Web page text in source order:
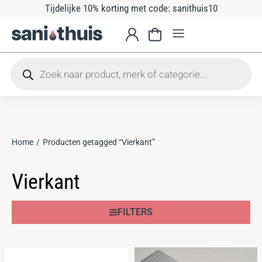
Tijdelijke 10% korting met code: sanithuis10
Je bent hier:
Home Producten getagged “Vierkant”
Vierkant
FILTERS